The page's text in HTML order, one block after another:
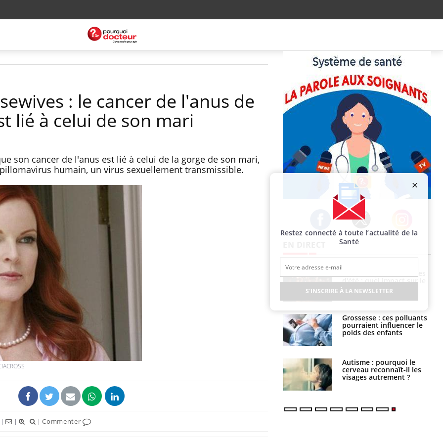
: le cancer de l'anus de
lié à celui de son mari
son cancer de l'anus est lié à celui de la gorge de son mari,
humain, un virus sexuellement transmissible.
| | |Commenter
Facebook Twitter Instagram
Comment gérer le
sommeil des enfants en
vacances ?
Bilan prévention : ce que
les kinés pourront
bientôt faire
TDAH : quel est ce
d'été : quel impact sur le
sommeil ?
Grossesse : ces polluants
pourraient influencer le
poids des enfants
Autisme : pourquoi le
cerveau reconnaît-il les
visages autrement ?
Restez connecté à toute l’actualité de la
Santé
S'INSCRIRE À LA NEWSLETTER